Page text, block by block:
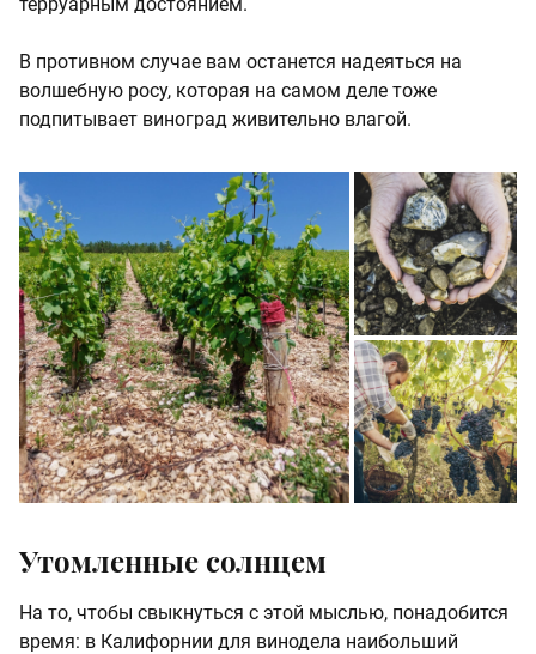
В противном случае вам останется надеяться на
волшебную росу, которая на самом деле тоже
подпитывает виноград живительно влагой.
Утомленные солнцем
На то, чтобы свыкнуться с этой мыслью, понадобится
время: в Калифорнии для винодела наибольший